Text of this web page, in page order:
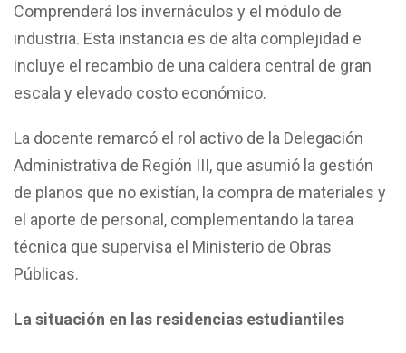
Comprenderá los invernáculos y el módulo de
industria. Esta instancia es de alta complejidad e
incluye el recambio de una caldera central de gran
escala y elevado costo económico.
La docente remarcó el rol activo de la Delegación
Administrativa de Región III, que asumió la gestión
de planos que no existían, la compra de materiales y
el aporte de personal, complementando la tarea
técnica que supervisa el Ministerio de Obras
Públicas.
La situación en las residencias estudiantiles